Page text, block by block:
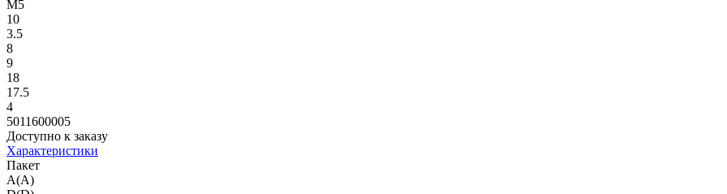
M5
10
3.5
8
9
18
17.5
4
5011600005
Доступно к заказу
Характеристики
Пакет
A(A)